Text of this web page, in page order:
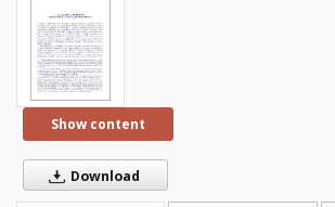
Show content
Download